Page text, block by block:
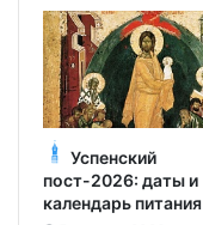
Успенский
пост-2026: даты и
календарь питания